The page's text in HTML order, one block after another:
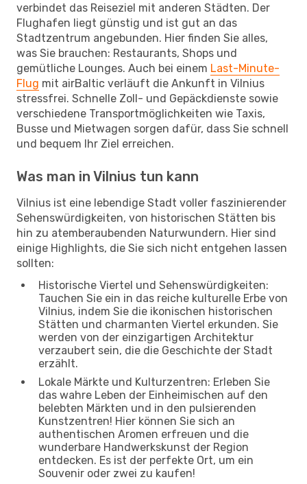
verbindet das Reiseziel mit anderen Städten. Der
Flughafen liegt günstig und ist gut an das
Stadtzentrum angebunden. Hier finden Sie alles,
was Sie brauchen: Restaurants, Shops und
gemütliche Lounges. Auch bei einem Last-Minute-
Flug mit airBaltic verläuft die Ankunft in Vilnius
stressfrei. Schnelle Zoll- und Gepäckdienste sowie
verschiedene Transportmöglichkeiten wie Taxis,
Busse und Mietwagen sorgen dafür, dass Sie schnell
und bequem Ihr Ziel erreichen.
Was man in Vilnius tun kann
Vilnius ist eine lebendige Stadt voller faszinierender
Sehenswürdigkeiten, von historischen Stätten bis
hin zu atemberaubenden Naturwundern. Hier sind
einige Highlights, die Sie sich nicht entgehen lassen
sollten:
Historische Viertel und Sehenswürdigkeiten:
Tauchen Sie ein in das reiche kulturelle Erbe von
Vilnius, indem Sie die ikonischen historischen
Stätten und charmanten Viertel erkunden. Sie
werden von der einzigartigen Architektur
verzaubert sein, die die Geschichte der Stadt
erzählt.
Lokale Märkte und Kulturzentren: Erleben Sie
das wahre Leben der Einheimischen auf den
belebten Märkten und in den pulsierenden
Kunstzentren! Hier können Sie sich an
authentischen Aromen erfreuen und die
wunderbare Handwerkskunst der Region
entdecken. Es ist der perfekte Ort, um ein
Souvenir oder zwei zu kaufen!